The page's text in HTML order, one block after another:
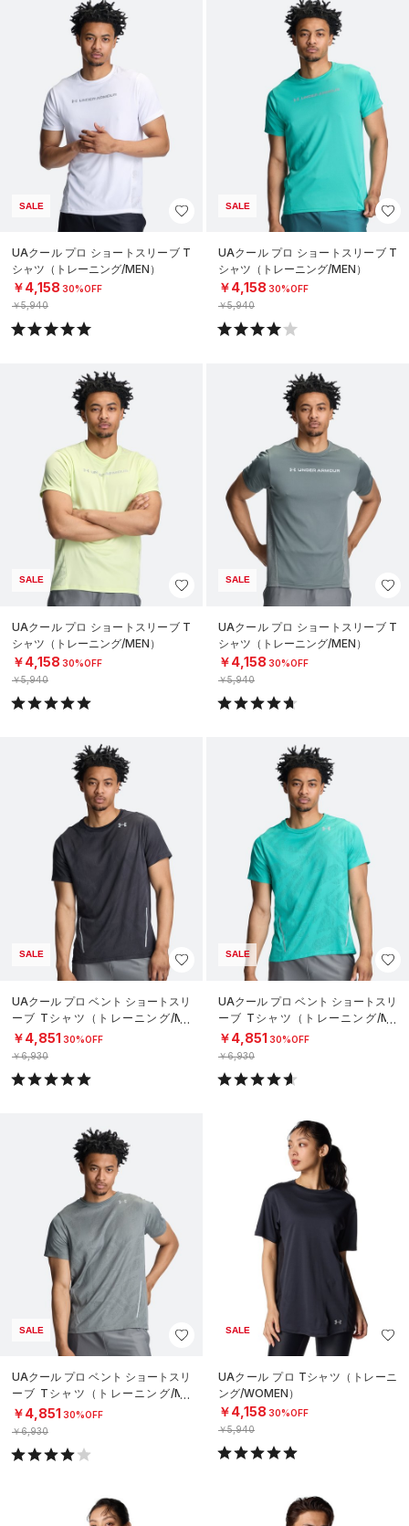
SALE
UAクール プロ ショートスリーブ T
シャツ（トレーニング/MEN）
￥4,158 30%OFF
￥5,940
SALE
UAクール プロ ショートスリーブ T
シャツ（トレーニング/MEN）
￥4,158 30%OFF
￥5,940
SALE
UAクール プロ ショートスリーブ T
シャツ（トレーニング/MEN）
￥4,158 30%OFF
￥5,940
SALE
UAクール プロ ショートスリーブ T
シャツ（トレーニング/MEN）
￥4,158 30%OFF
￥5,940
SALE
UAクール プロ ベント ショートスリ
ーブ Tシャツ（トレーニング/ME
N）
￥4,851 30%OFF
￥6,930
SALE
UAクール プロ ベント ショートスリ
ーブ Tシャツ（トレーニング/ME
N）
￥4,851 30%OFF
￥6,930
SALE
UAクール プロ ベント ショートスリ
ーブ Tシャツ（トレーニング/ME
N）
￥4,851 30%OFF
￥6,930
SALE
UAクール プロ Tシャツ（トレーニ
ング/WOMEN）
￥4,158 30%OFF
￥5,940